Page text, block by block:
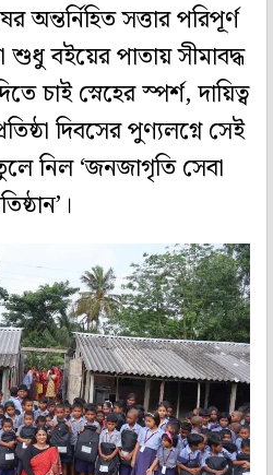
অন্তর্নিহিত সত্তার পরিপূর্ণ
বইয়ের পাতায় সীমাবদ্ধ
চাই স্নেহের স্পর্শ, দায়িত্ব
দিবসের পুণ্যলগ্নে সেই
নিল ‘জনজাগৃতি সেবা